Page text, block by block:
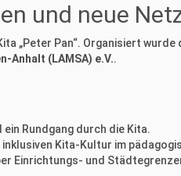
und neue
„Peter Pan“. Organisiert
Anhalt (LAMSA) e.V..
Rundgang durch die Kita.
Kita-Kultur im
Einrichtungs- und